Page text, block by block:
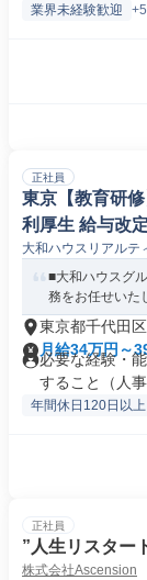
業界未経験歓迎
正社員
東京【教育研
利厚生 給与改
大和ハウスリアルテ
■大和ハウスグ
務をお任せいた
東京都千代田区
月給34万円～
必要な経験・
すること（人
年間休日120日以上
正社員
”人生リスター
株式会社Ascension